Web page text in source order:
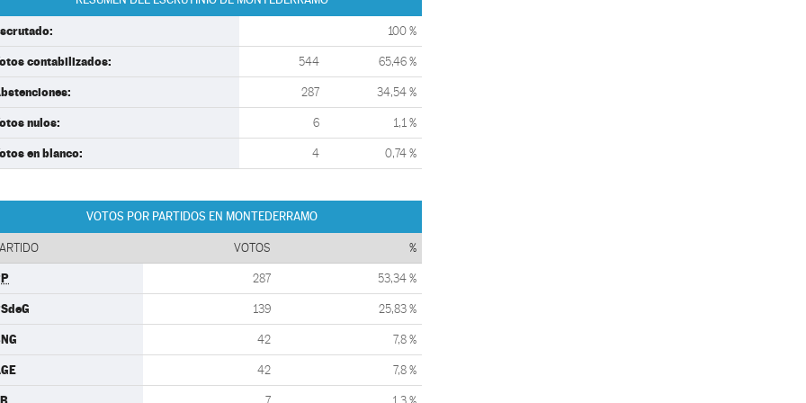
100 %
contabilizados: 544 65,46 %
287 34,54 %
nulos: 6 1,1 %
en blanco: 4 0,74 %
VOTOS POR PARTIDOS EN MONTEDERRAMO
VOTOS %
287 53,34 %
139 25,83 %
42 7,8 %
42 7,8 %